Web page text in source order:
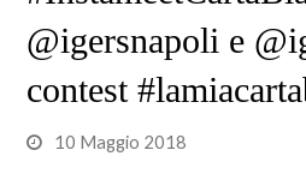
@igersnapoli e
contest
10 Maggio 2018